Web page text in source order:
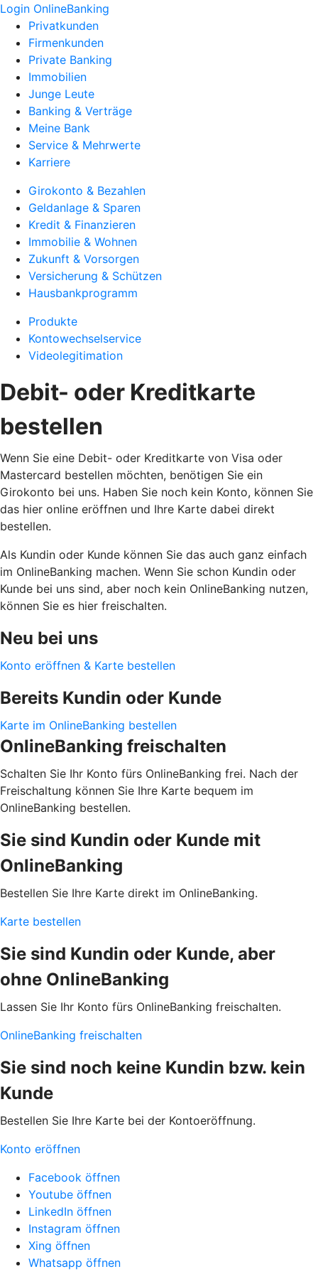
Login OnlineBanking
Privatkunden
Firmenkunden
Private Banking
Immobilien
Junge Leute
Banking & Verträge
Meine Bank
Service & Mehrwerte
Karriere
Girokonto & Bezahlen
Geldanlage & Sparen
Kredit & Finanzieren
Immobilie & Wohnen
Zukunft & Vorsorgen
Versicherung & Schützen
Hausbankprogramm
Produkte
Kontowechselservice
Videolegitimation
Debit- oder Kreditkarte
bestellen
Wenn Sie eine Debit- oder Kreditkarte von Visa oder
Mastercard bestellen möchten, benötigen Sie ein
Girokonto bei uns. Haben Sie noch kein Konto, können Sie
das hier online eröffnen und Ihre Karte dabei direkt
bestellen.
Als Kundin oder Kunde können Sie das auch ganz einfach
im OnlineBanking machen. Wenn Sie schon Kundin oder
Kunde bei uns sind, aber noch kein OnlineBanking nutzen,
können Sie es hier freischalten.
Neu bei uns
Konto eröffnen & Karte bestellen
Bereits Kundin oder Kunde
Karte im OnlineBanking bestellen
OnlineBanking freischalten
Schalten Sie Ihr Konto fürs OnlineBanking frei. Nach der
Freischaltung können Sie Ihre Karte bequem im
OnlineBanking bestellen.
Sie sind Kundin oder Kunde mit
OnlineBanking
Bestellen Sie Ihre Karte direkt im OnlineBanking.
Karte bestellen
Sie sind Kundin oder Kunde, aber
ohne OnlineBanking
Lassen Sie Ihr Konto fürs OnlineBanking freischalten.
OnlineBanking freischalten
Sie sind noch keine Kundin bzw. kein
Kunde
Bestellen Sie Ihre Karte bei der Kontoeröffnung.
Konto eröffnen
Facebook öffnen
Youtube öffnen
LinkedIn öffnen
Instagram öffnen
Xing öffnen
Whatsapp öffnen